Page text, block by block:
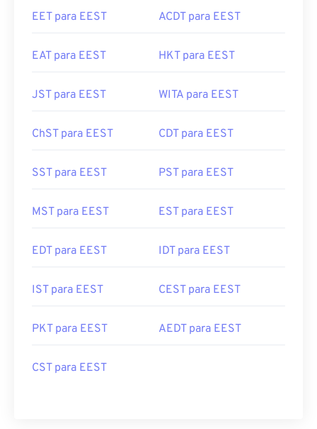
EET para EEST ACDT para EEST
EAT para EEST HKT para EEST
JST para EEST WITA para EEST
ChST para EEST CDT para EEST
SST para EEST PST para EEST
MST para EEST EST para EEST
EDT para EEST IDT para EEST
IST para EEST CEST para EEST
PKT para EEST AEDT para EEST
CST para EEST